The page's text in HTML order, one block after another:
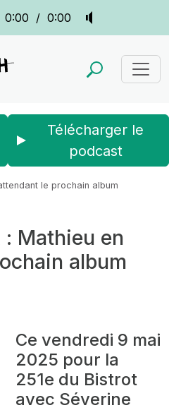
0:00 / 0:00
Télécharger le
podcast
le prochain album
Mathieu en
album
Ce vendredi 9 mai
2025 pour la
251e du Bistrot
avec Séverine